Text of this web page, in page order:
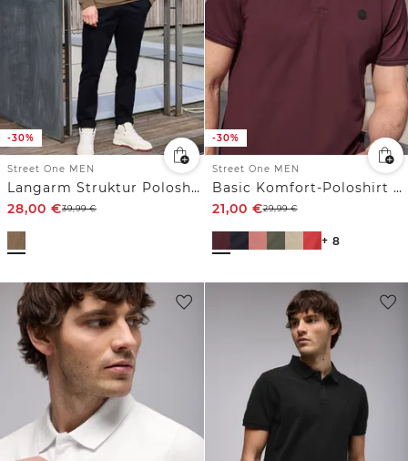
-30%
Street One MEN
Langarm Struktur Poloshirt
28,00 €39,99€
-30%
Street One MEN
Basic Komfort-Poloshirt mit Kurzarm
21,00 €29,99€
+ 8